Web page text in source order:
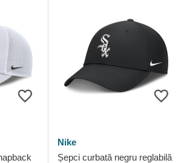
Nike
Șepci curbată negru reglabilă